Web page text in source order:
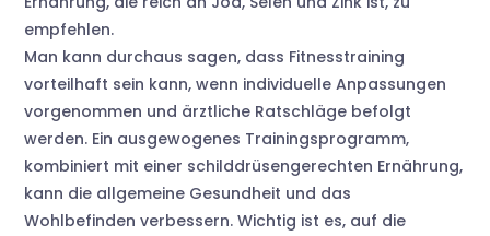
empfehlen.
Man kann durchaus sagen, dass Fitnesstraining
vorteilhaft sein kann, wenn individuelle Anpassungen
vorgenommen und ärztliche Ratschläge befolgt
werden. Ein ausgewogenes Trainingsprogramm,
kombiniert mit einer schilddrüsengerechten Ernährung,
kann die allgemeine Gesundheit und das
Wohlbefinden verbessern. Wichtig ist es, auf die